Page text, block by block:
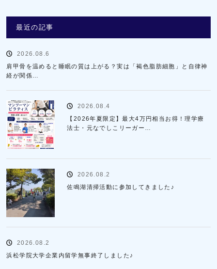
最近の記事
2026.08.6
肩甲骨を温めると睡眠の質は上がる？実は「褐色脂肪細胞」と自律神
経が関係…
2026.08.4
【2026年夏限定】最大4万円相当お得！理学療
法士・元なでしこリーガー…
2026.08.2
佐鳴湖清掃活動に参加してきました♪
2026.08.2
浜松学院大学企業内留学無事終了しました♪